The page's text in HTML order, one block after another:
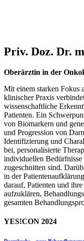
Priv. Doz. Dr.
Oberärztin in der
Mit einem starken Fokus
klinischer Praxis
wissenschaftliche
Patienten. Ein
von Biomarkern und
und Progression von
Identifizierung und
bei, personalisierte
individuellen Bedürfnisse
zugeschnitten sind.
in der
darauf, Patienten und
aufzuklären,
gesamten
YES!CON 2024